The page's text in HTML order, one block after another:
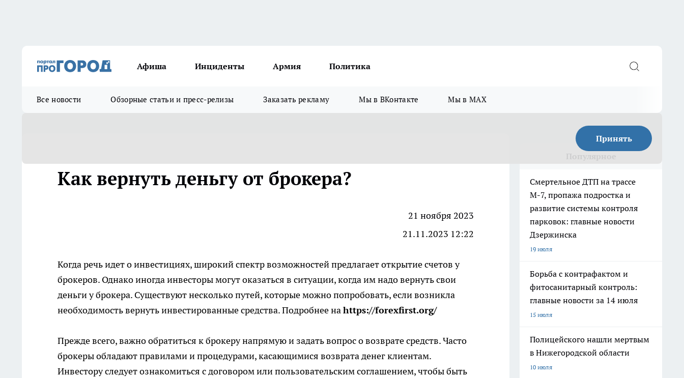
Афиша Инциденты Армия Политика
Все новости Обзорные статьи и пресс-релизы Заказать рекламу Мы в ВКонтакте Мы в MAX
Принять
Как вернуть деньгу от брокера?
21 ноября 2023
21.11.2023 12:22
Когда речь идет о инвестициях, широкий спектр возможностей предлагает открытие счетов у
брокеров. Однако иногда инвесторы могут оказаться в ситуации, когда им надо вернуть свои
деньги у брокера. Существуют несколько путей, которые можно попробовать, если возникла
необходимость вернуть инвестированные средства. Подробнее наhttps://forexfirst.org/
Прежде всего, важно обратиться к брокеру напрямую и задать вопрос о возврате средств. Часто
брокеры обладают правилами и процедурами, касающимися возврата денег клиентам.
Инвестору следует ознакомиться с договором или пользовательским соглашением, чтобы быть
Смертельное ДТП на трассе
М-7, пропажа подростка и
развитие системы контроля
парковок: главные новости
Дзержинска
19 июля
Борьба с контрафактом и
фитосанитарный контроль:
главные новости за 14 июля
15 июля
Полицейского нашли мертвым
в Нижегородской области
10 июля